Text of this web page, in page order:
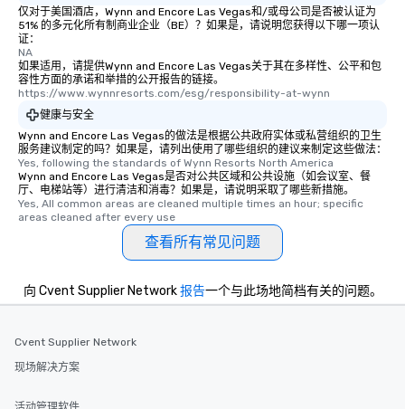
仅对于美国酒店，Wynn and Encore Las Vegas和/或母公司是否被认证为
51% 的多元化所有制商业企业（BE）？如果是，请说明您获得以下哪一项认
证：
NA
如果适用，请提供Wynn and Encore Las Vegas关于其在多样性、公平和包
容性方面的承诺和举措的公开报告的链接。
https://www.wynnresorts.com/esg/responsibility-at-wynn
健康与安全
Wynn and Encore Las Vegas的做法是根据公共政府实体或私营组织的卫生
服务建议制定的吗？如果是，请列出使用了哪些组织的建议来制定这些做法：
Yes, following the standards of Wynn Resorts North America
Wynn and Encore Las Vegas是否对公共区域和公共设施（如会议室、餐
厅、电梯站等）进行清洁和消毒？如果是，请说明采取了哪些新措施。
Yes, All common areas are cleaned multiple times an hour; specific
areas cleaned after every use
查看所有常见问题
向 Cvent Supplier Network报告一个与此场地简档有关的问题。
Cvent Supplier Network
现场解决方案